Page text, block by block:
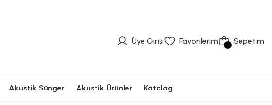
Üye Girişi Favorilerim Sepetim
Akustik Sünger Akustik Ürünler Katalog